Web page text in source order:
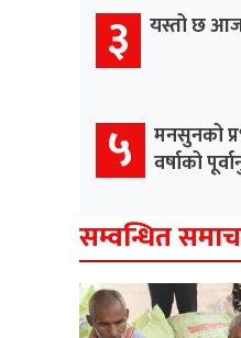
३ यस्तो छ
५ मनसुनको
वर्षाको
सम्वन्धित